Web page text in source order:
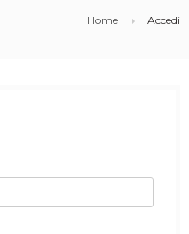
Home Accedi